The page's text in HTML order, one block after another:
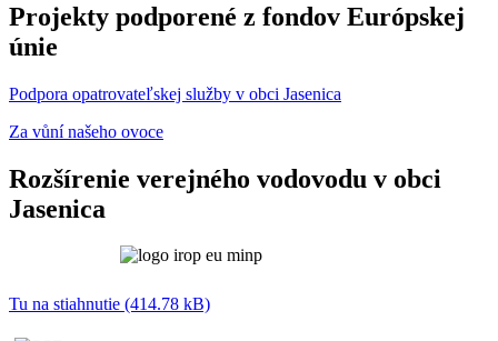
Projekty podporené z fondov Európskej
únie
Podpora opatrovateľskej služby v obci Jasenica
Za vůní našeho ovoce
Rozšírenie verejného vodovodu v obci
Jasenica
Tu na stiahnutie (414.78 kB)